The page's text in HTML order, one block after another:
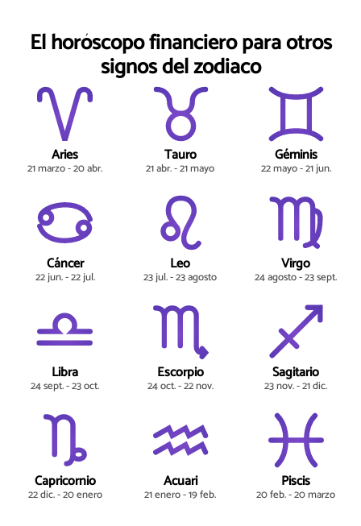
El horóscopo financiero para otros
signos del zodiaco
Aries
21 marzo - 20 abr.
Tauro
21 abr. - 21 mayo
Géminis
22 mayo - 21 jun.
Cáncer
22 jun. - 22 jul.
Leo
23 jul. - 23 agosto
Virgo
24 agosto - 23 sept.
Libra
24 sept. - 23 oct.
Escorpio
24 oct. - 22 nov.
Sagitario
23 nov. - 21 dic.
Capricornio
22 dic. - 20 enero
Acuari
21 enero - 19 feb.
Piscis
20 feb. - 20 marzo